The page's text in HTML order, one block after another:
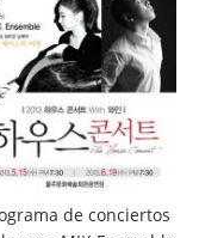
de conciertos